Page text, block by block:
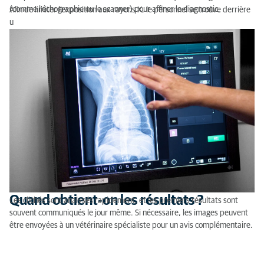
(comme l’échographie ou le scanner) pour affiner le diagnostic.
Afin de limiter l’exposition aux rayons X, le personnel se trouve derrière
u
Quand obtient-on les résultats ?
Les clichés sont analysés rapidement, et les premiers résultats sont
souvent communiqués le jour même. Si nécessaire, les images peuvent
être envoyées à un vétérinaire spécialiste pour un avis complémentaire.